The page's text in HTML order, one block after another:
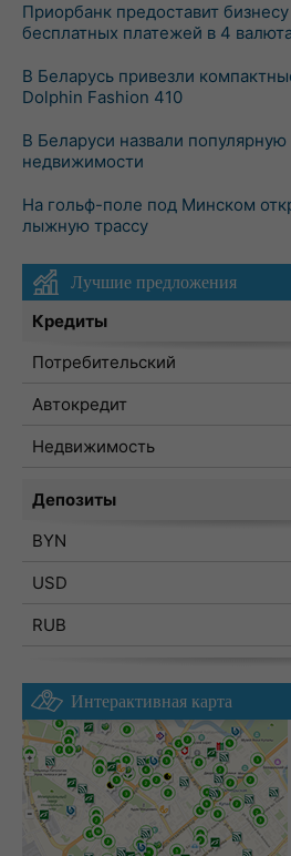
Приорбанк предоставит
бесплатных платежей в 4
В Беларусь привезли
Dolphin Fashion 410
В Беларуси назвали
недвижимости
На гольф-поле под Минском
лыжную трассу
Лучшие предложения
Кредиты
Потребительский
Автокредит
Недвижимость
Депозиты
BYN
USD
RUB
Интерактивная карта